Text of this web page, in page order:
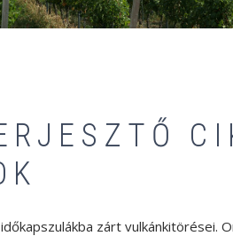
zárt vulkánkitörései.